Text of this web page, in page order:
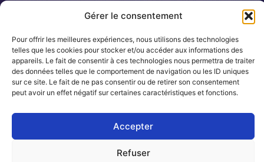
Gérer le consentement
Pour offrir les meilleures expériences, nous utilisons des technologies
telles que les cookies pour stocker et/ou accéder aux informations des
appareils. Le fait de consentir à ces technologies nous permettra de traiter
des données telles que le comportement de navigation ou les ID uniques
sur ce site. Le fait de ne pas consentir ou de retirer son consentement
peut avoir un effet négatif sur certaines caractéristiques et fonctions.
Accepter
Refuser
Autres
Carrière
Newsletter
Mentions légales Politique de confidentialité